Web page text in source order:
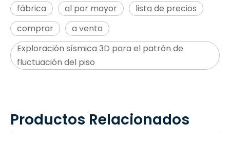
fábrica
al por mayor
lista de precios
comprar
a venta
Exploración sísmica 3D para el patrón de
fluctuación del piso
Productos Relacionados